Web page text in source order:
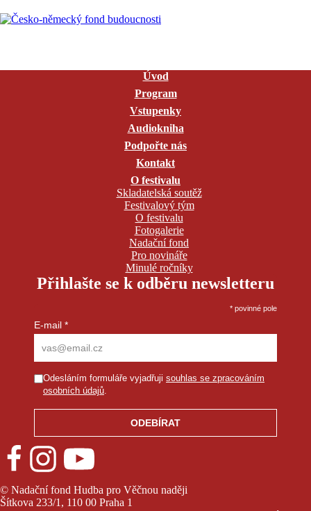
Úvod
Program
Vstupenky
Audiokniha
Podpořte nás
Kontakt
O festivalu
Skladatelská soutěž
Festivalový tým
O festivalu
Fotogalerie
Nadační fond
Pro novináře
Minulé ročníky
Přihlašte se k odběru newsletteru
* povinné pole
E-mail *
Odesláním formuláře vyjadřuji souhlas se zpracováním
osobních údajů.
© Nadační fond Hudba pro Věčnou naději
Šítkova 233/1, 110 00 Praha 1